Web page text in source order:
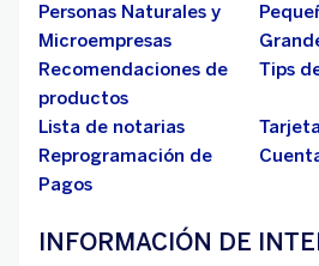
Personas Naturales y
Microempresas
Recomendaciones de
productos
Tips
Lista de notarias
Reprogramación de
Pagos
INFORMACIÓN DE